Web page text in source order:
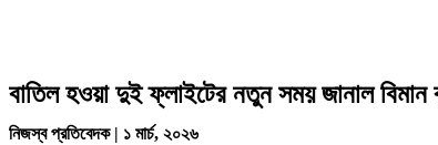
​বাতিল হওয়া দুই ফ্লাইটের নতুন সময় জানাল বিমান
নিজস্ব প্রতিবেদক | ১ মার্চ, ২০২৬